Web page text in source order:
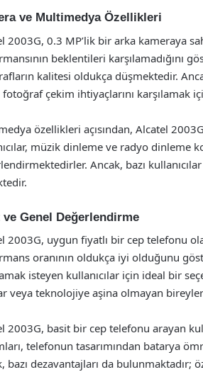
ve Multimedya Özellikleri
2003G, 0.3 MP’lik bir arka kameraya
beklentileri karşılamadığını
kalitesi oldukça düşmektedir.
çekim ihtiyaçlarını karşılamak
özellikleri açısından, Alcatel
müzik dinleme ve radyo
Ancak, bazı
ve Genel Değerlendirme
2003G, uygun fiyatlı bir cep telefonu
oranının oldukça iyi olduğunu
isteyen kullanıcılar için ideal bir
veya teknolojiye aşina olmayan
2003G, basit bir cep telefonu arayan
telefonun tasarımından batarya
bazı dezavantajları da